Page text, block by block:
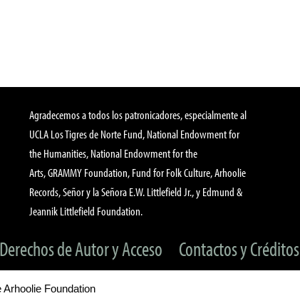
Agradecemos a todos los patronicadores, especialmente al
UCLA Los Tigres de Norte Fund, National Endowment for
the Humanities, National Endowment for the
Arts, GRAMMY Foundation, Fund for Folk Culture, Arhoolie
Records, Señor y la Señora E.W. Littlefield Jr., y Edmund &
Jeannik Littlefield Foundation.
Derechos de Autor y Acceso Contactos y Créditos
Foundation